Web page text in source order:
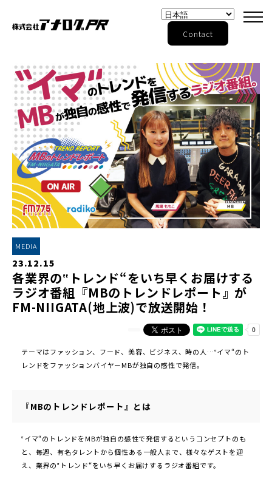
Contact
MEDIA
23.12.15
各業界の‟トレンド“をいち早くお届けする
ラジオ番組『MBのトレンドレポート』が
FM-NIIGATA(地上波)で放送開始！
テーマはファッション、フード、美容、ビジネス、時の人…‟イマ“のト
レンドをファッションバイヤーMBが独自の感性で発信。
『MBのトレンドレポート』とは
‟イマ“のトレンドをMBが独自の感性で発信するというコンセプトのも
と、毎週、有名タレントから個性ある一般人まで、様々なゲストを迎
え、業界の‟トレンド“をいち早くお届けするラジオ番組です。